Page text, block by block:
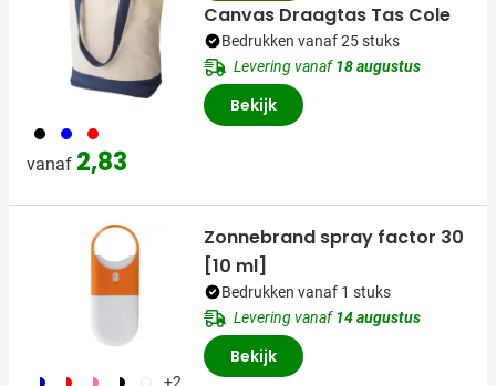
001 005 008
vanaf 2,83
Canvas Draagtas Tas Cole
Bedrukken vanaf 25 stuks
Levering vanaf18 augustus
Bekijk
187 188 189 169 504 +2
Zonnebrand spray factor 30
[10 ml]
Bedrukken vanaf 1 stuks
Levering vanaf14 augustus
Bekijk